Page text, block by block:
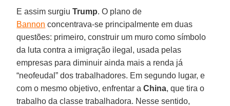
E assim surgiuTrump. O plano de
Bannon concentrava-se principalmente em duas
questões: primeiro, construir um muro como símbolo
da luta contra a imigração ilegal, usada pelas
empresas para diminuir ainda mais a renda já
“neofeudal” dos trabalhadores. Em segundo lugar, e
com o mesmo objetivo, enfrentar aChina, que tira o
trabalho da classe trabalhadora. Nesse sentido,